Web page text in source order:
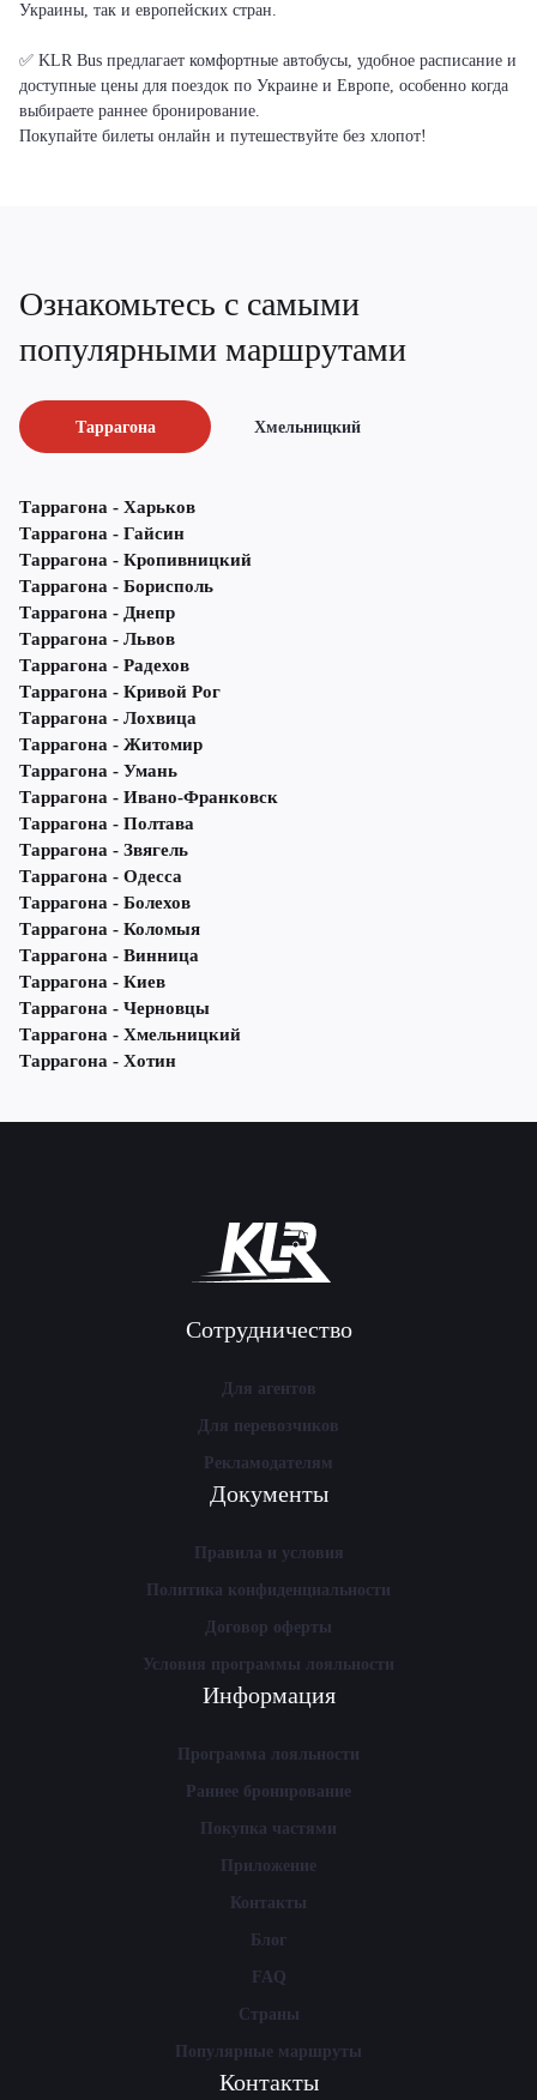
Украины, так и европейских стран.
✅ KLR Bus предлагает комфортные автобусы, удобное расписание и
доступные цены для поездок по Украине и Европе, особенно когда
выбираете раннее бронирование.
Покупайте билеты онлайн и путешествуйте без хлопот!
Ознакомьтесь с самыми
популярными маршрутами
Таррагона Хмельницкий
Таррагона - Харьков
Таррагона - Гайсин
Таррагона - Кропивницкий
Таррагона - Борисполь
Таррагона - Днепр
Таррагона - Львов
Таррагона - Радехов
Таррагона - Кривой Рог
Таррагона - Лохвица
Таррагона - Житомир
Таррагона - Умань
Таррагона - Ивано-Франковск
Таррагона - Полтава
Таррагона - Звягель
Таррагона - Одесса
Таррагона - Болехов
Таррагона - Коломыя
Таррагона - Винница
Таррагона - Киев
Таррагона - Черновцы
Таррагона - Хмельницкий
Таррагона - Хотин
Сотрудничество
Для агентов
Для перевозчиков
Рекламодателям
Документы
Правила и условия
Политика конфиденциальности
Договор оферты
Условия программы лояльности
Информация
Программа лояльности
Раннее бронирование
Покупка частями
Приложение
Контакты
Блог
FAQ
Страны
Популярные маршруты
Контакты